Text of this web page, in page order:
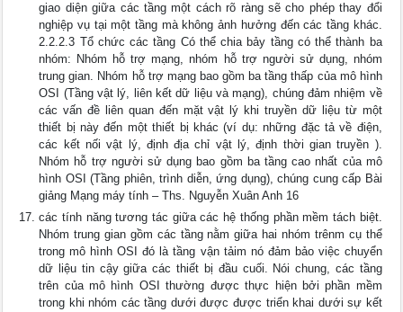
giao diện giữa các tầng một cách rõ ràng sẽ cho phép thay đổi
nghiệp vụ tại một tầng mà không ảnh hưởng đến các tầng khác.
2.2.2.3 Tổ chức các tầng Có thể chia bảy tầng có thể thành ba
nhóm: Nhóm hỗ trợ mạng, nhóm hỗ trợ người sử dụng, nhóm
trung gian. Nhóm hỗ trợ mạng bao gồm ba tầng thấp của mô hình
OSI (Tầng vật lý, liên kết dữ liệu và mạng), chúng đảm nhiệm về
các vấn đề liên quan đến mặt vật lý khi truyền dữ liệu từ một
thiết bị này đến một thiết bị khác (ví dụ: những đặc tả về điện,
các kết nối vật lý, định địa chỉ vật lý, định thời gian truyền ).
Nhóm hỗ trợ người sử dụng bao gồm ba tầng cao nhất của mô
hình OSI (Tầng phiên, trình diễn, ứng dụng), chúng cung cấp Bài
giảng Mạng máy tính – Ths. Nguyễn Xuân Anh 16
các tính năng tương tác giữa các hệ thống phần mềm tách biệt.
Nhóm trung gian gồm các tầng nằm giữa hai nhóm trênm cụ thể
trong mô hình OSI đó là tầng vận tảim nó đảm bảo việc chuyển
dữ liệu tin cậy giữa các thiết bị đầu cuối. Nói chung, các tầng
trên của mô hình OSI thường được thực hiện bởi phần mềm
trong khi nhóm các tầng dưới được được triển khai dưới sự kết